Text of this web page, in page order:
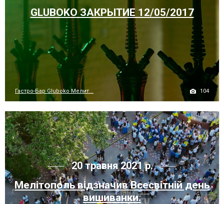
GLUBOKO ЗАКРЫТИЕ 12/05/2017
Гастро-Бар Gluboko Мелит... 104
20 травня 2021 р.
Мелітополь відзначив Всесвітній день
вишиванки.